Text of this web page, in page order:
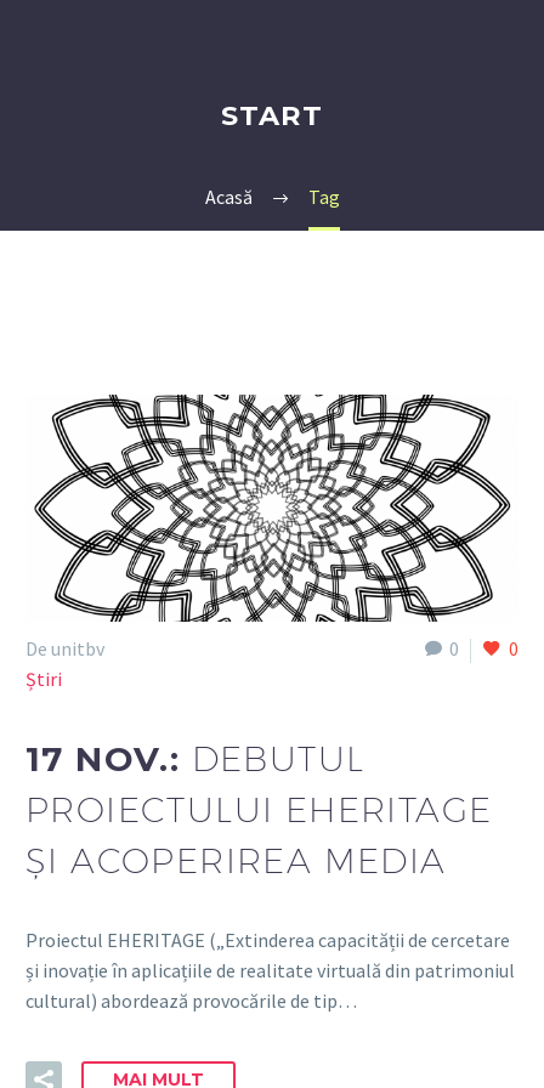
START
Acasă Tag
0 0
De unitbv
Știri
17 NOV.: DEBUTUL
PROIECTULUI EHERITAGE
ȘI ACOPERIREA MEDIA
Proiectul EHERITAGE („Extinderea capacității de cercetare
și inovație în aplicațiile de realitate virtuală din patrimoniul
cultural) abordează provocările de tip…
MAI MULT